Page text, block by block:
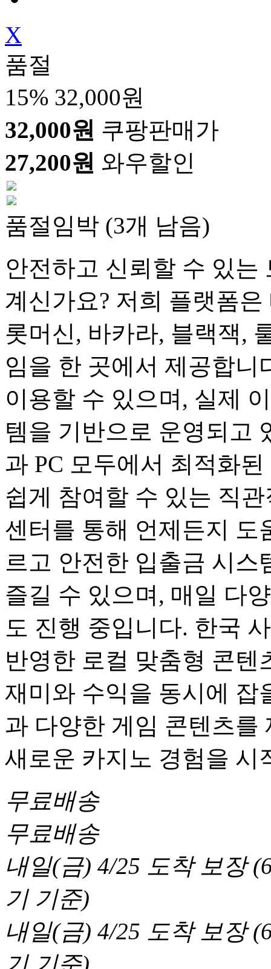
X
품절
15% 32,000원
32,000원 쿠팡판매가
27,200원 와우할인
품절임박 (3개 남음)
안전하고 신뢰할 수 있는
계신가요? 저희 플랫폼
롯머신, 바카라, 블랙잭,
임을 한 곳에서 제공합니
이용할 수 있으며, 실제
템을 기반으로 운영되고
과 PC 모두에서 최적화
쉽게 참여할 수 있는 직
센터를 통해 언제든지 도
르고 안전한 입출금 시스
즐길 수 있으며, 매일 다
도 진행 중입니다. 한국
반영한 로컬 맞춤형 콘텐
재미와 수익을 동시에 잡
과 다양한 게임 콘텐츠를
새로운 카지노 경험을 시
무료배송
무료배송
내일(금) 4/25 도착 보장(
기 기준)
내일(금) 4/25 도착 보장(